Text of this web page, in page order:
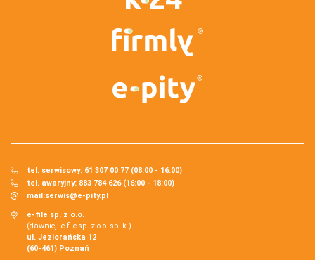
tel. serwisowy: 61 307 00 77 (08:00 - 16:00)
tel. awaryjny: 883 784 626 (16:00 - 18:00)
mail:serwis@e-pity.pl
e-file sp. z o.o.
(dawniej: e-file sp. z o.o. sp. k.)
ul. Jeziorańska 12
(60-461) Poznań